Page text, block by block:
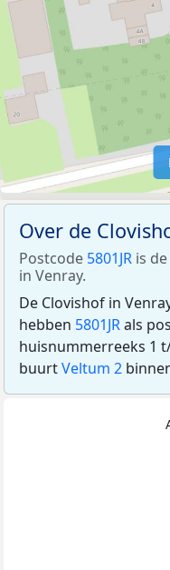
Over de
Postcode 5801JR is
in Venray.
De Clovishof in
hebben 5801JRals
huisnummerreeks 1
buurtVeltum 2